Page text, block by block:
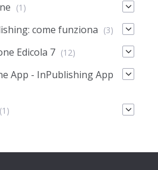
(1)
come funziona (3)
Edicola 7 (12)
App - InPublishing App
(1)